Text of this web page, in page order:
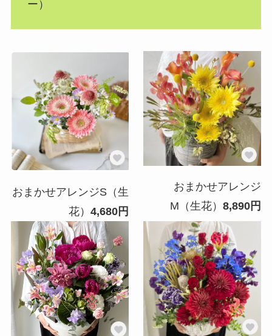
ー）
おまかせアレンジS（生
花） 4,680円
おまかせアレンジ
M（生花）8,890円